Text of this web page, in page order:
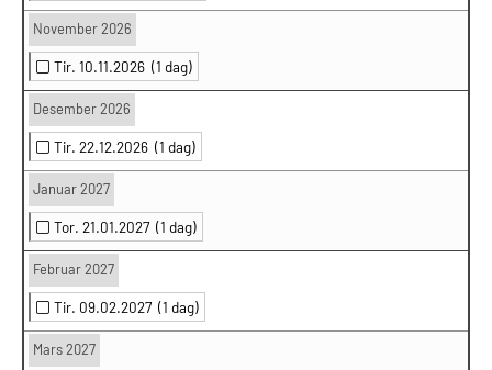
November 2026
Tir. 10.11.2026 (1 dag)
Desember 2026
Tir. 22.12.2026 (1 dag)
Januar 2027
Tor. 21.01.2027 (1 dag)
Februar 2027
Tir. 09.02.2027 (1 dag)
Mars 2027